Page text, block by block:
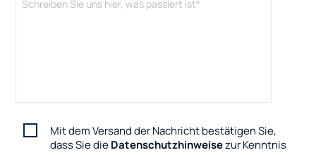
Mit dem Versand der Nachricht bestätigen Sie,
dass Sie die Datenschutzhinweisezur Kenntnis